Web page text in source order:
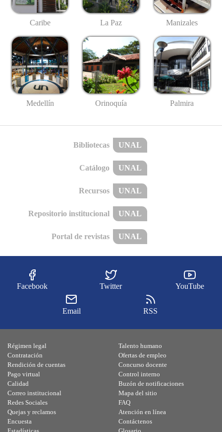
Caribe La Paz Manizales
Medellín Orinoquía Palmira
Bibliotecas UNAL
Catálogo UNAL
Recursos UNAL
Repositorio institucional UNAL
Portal de revistas UNAL
Facebook Twitter YouTube
Email RSS
Régimen legal
Contratación
Rendición de cuentas
Pago virtual
Calidad
Talento humano
Ofertas de empleo
Concurso docente
Control interno
Buzón de notificaciones
Correo institucional
Redes Sociales
Quejas y reclamos
Encuesta
Mapa del sitio
FAQ
Atención en línea
Contáctenos